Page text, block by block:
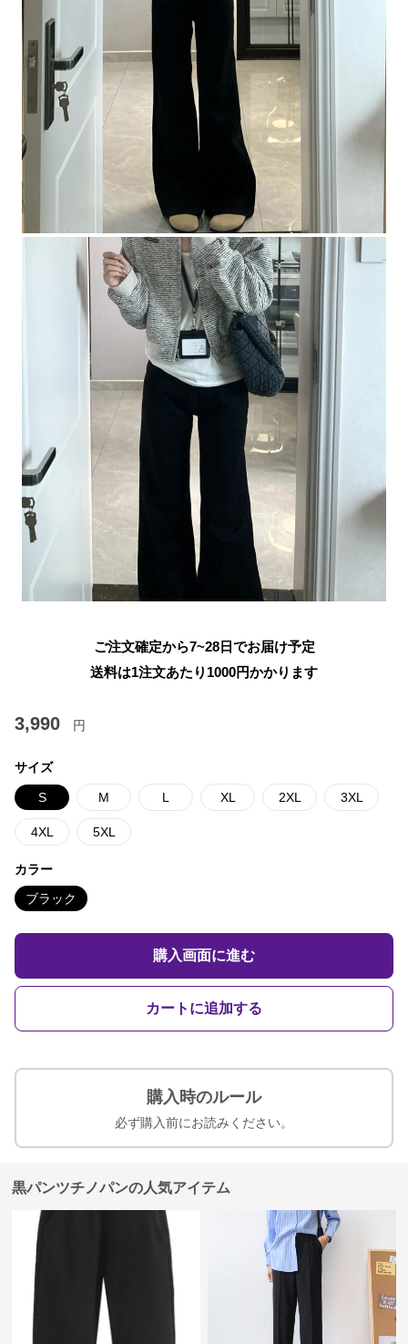
ご注文確定から7~28日でお届け予定
送料は1注文あたり 1000円かかります
3,990 円
サイズ
S M L XL 2XL 3XL
4XL 5XL
カラー
ブラック
購入画面に進む
カートに追加する
購入時のルール
必ず購入前にお読みください。
黒パンツチノパンの人気アイテム